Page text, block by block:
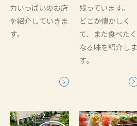
力いっぱいのお店
を紹介していきま
す。
残っています。
どこか懐かしく
て、また食べたく
なる味を紹介しま
す。